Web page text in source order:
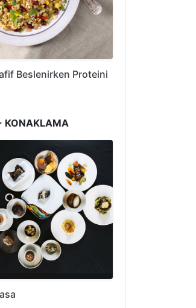
Beslenirken Proteini
KONAKLAMA